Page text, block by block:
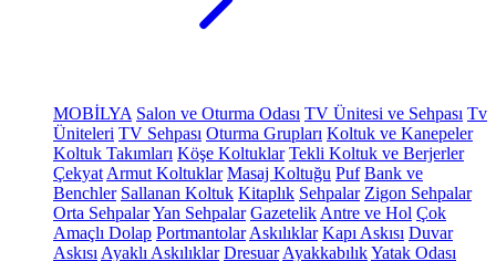
MOBİLYA Salon ve Oturma Odası TV Ünitesi ve Sehpası Tv
Üniteleri TV Sehpası Oturma Grupları Koltuk ve Kanepeler
Koltuk Takımları Köşe Koltuklar Tekli Koltuk ve Berjerler
Çekyat Armut Koltuklar Masaj Koltuğu Puf Bank ve
Benchler Sallanan Koltuk Kitaplık Sehpalar Zigon Sehpalar
Orta SehpalarYan Sehpalar Gazetelik Antre ve Hol Çok
Amaçlı Dolap Portmantolar Askılıklar Kapı Askısı Duvar
Askısı Ayaklı Askılıklar Dresuar AyakkabılıkYatak Odası